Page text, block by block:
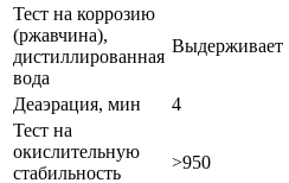
Тест на коррозию
(ржавчина),
дистиллированная
вода
Выдерживает
Деаэрация, мин
4
Тест на
окислительную
стабильность
>950